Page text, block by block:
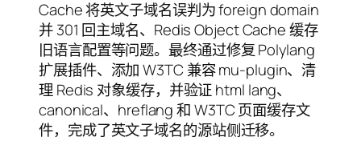
Cache 将英文子域名误判为 foreign domain
并 301 回主域名、Redis Object Cache 缓存
旧语言配置等问题。最终通过修复 Polylang
扩展插件、添加 W3TC 兼容 mu-plugin、清
理 Redis 对象缓存，并验证 html lang、
canonical、hreflang 和 W3TC 页面缓存文
件，完成了英文子域名的源站侧迁移。